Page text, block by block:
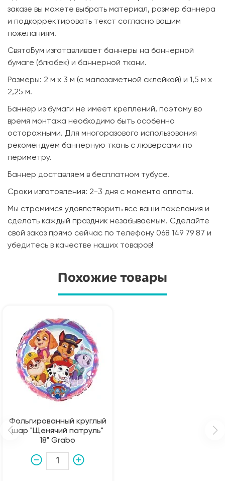
заказе вы можете выбрать материал, размер баннера
и подкорректировать текст согласно вашим
пожеланиям.
СвятоБум изготавливает баннеры на баннерной
бумаге (блюбек) и баннерной ткани.
Размеры: 2 м х 3 м (с малозаметной склейкой) и 1,5 м х
2,25 м.
Баннер из бумаги не имеет креплений, поэтому во
время монтажа необходимо быть особенно
осторожными. Для многоразового использования
рекомендуем баннерную ткань с люверсами по
периметру.
Баннер доставляем в бесплатном тубусе.
Сроки изготовления: 2-3 дня с момента оплаты.
Мы стремимся удовлетворить все ваши пожелания и
сделать каждый праздник незабываемым. Сделайте
свой заказ прямо сейчас по телефону 068 149 79 87 и
убедитесь в качестве наших товаров!
Похожие товары
Фольгированный круглый
шар "Щенячий патруль"
18" Grabo